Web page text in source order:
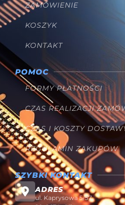
ZAMÓWIENIE
KOSZYK
KONTAKT
POMOC
FORMY PŁATNOŚCI
CZAS REALIZACJI
CZAS I KOSZTY
REGULAMIN ZAKUPÓW
SZYBKI KONTAKT
ADRES
ul. Kaprysowa 5/57